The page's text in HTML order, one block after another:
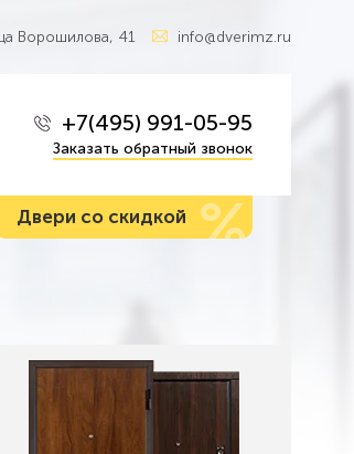
Ворошилова, 41 info@dverimz.ru
+7(495) 991-05-95
Заказать обратный звонок
Двери со скидкой %